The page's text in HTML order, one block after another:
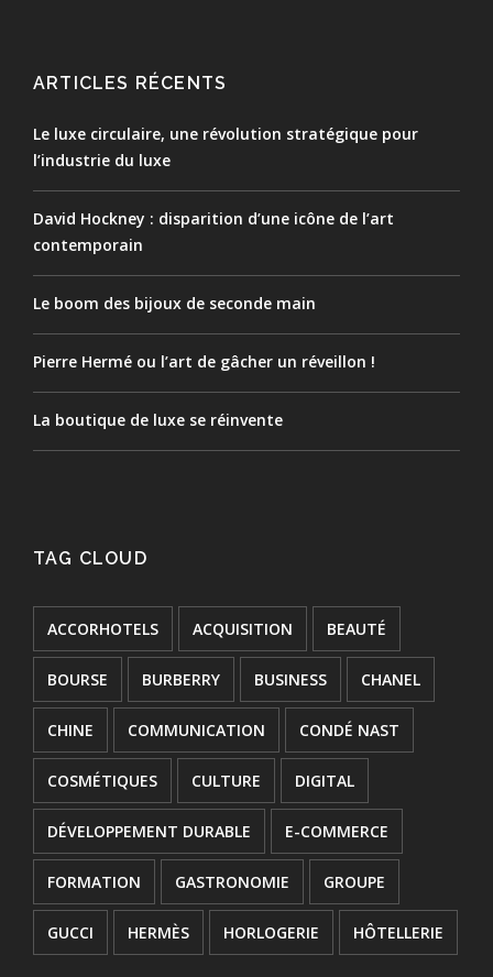
ARTICLES RÉCENTS
Le luxe circulaire, une révolution stratégique pour
l’industrie du luxe
David Hockney : disparition d’une icône de l’art
contemporain
Le boom des bijoux de seconde main
Pierre Hermé ou l’art de gâcher un réveillon !
La boutique de luxe se réinvente
TAG CLOUD
ACCORHOTELS ACQUISITION BEAUTÉ
BOURSE BURBERRY BUSINESS CHANEL
CHINE COMMUNICATION CONDÉ NAST
COSMÉTIQUES CULTURE DIGITAL
DÉVELOPPEMENT DURABLE E-COMMERCE
FORMATION GASTRONOMIE GROUPE
GUCCI HERMÈS HORLOGERIE HÔTELLERIE